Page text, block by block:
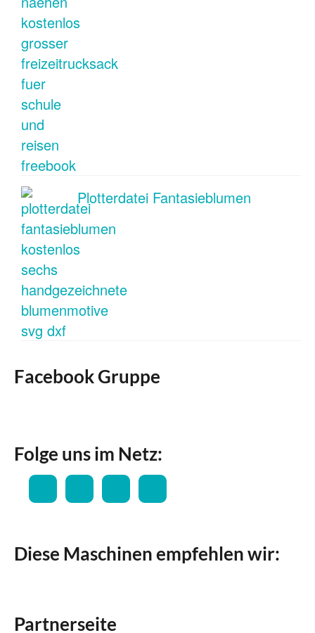
Plotterdatei Fantasieblumen
Facebook Gruppe
Folge uns im Netz:
Diese Maschinen empfehlen wir:
Partnerseite